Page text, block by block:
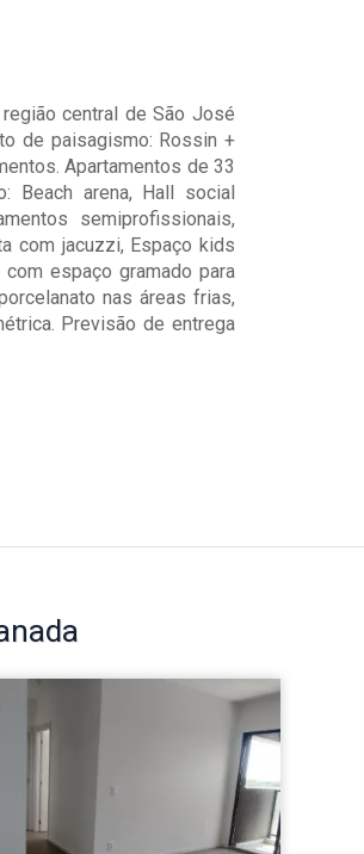
central de São José
de paisagismo: Rossin +
Apartamentos de 33
Beach arena, Hall social
semiprofissionais,
com jacuzzi, Espaço kids
espaço gramado para
nas áreas frias,
Previsão de entrega